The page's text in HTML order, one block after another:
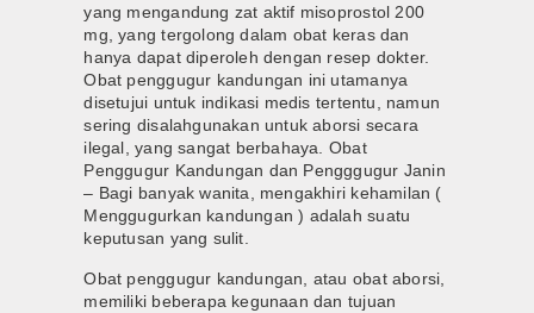
yang mengandung zat aktif misoprostol 200
mg, yang tergolong dalam obat keras dan
hanya dapat diperoleh dengan resep dokter.
Obat penggugur kandungan ini utamanya
disetujui untuk indikasi medis tertentu, namun
sering disalahgunakan untuk aborsi secara
ilegal, yang sangat berbahaya. Obat
Penggugur Kandungan dan Pengggugur Janin
– Bagi banyak wanita, mengakhiri kehamilan (
Menggugurkan kandungan ) adalah suatu
keputusan yang sulit.
Obat penggugur kandungan, atau obat aborsi,
memiliki beberapa kegunaan dan tujuan